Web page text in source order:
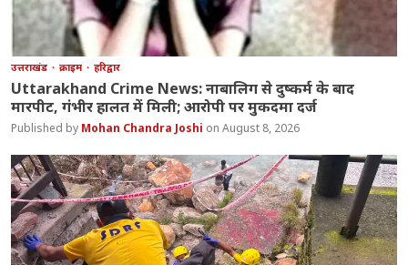
उत्तराखंड क्राइम हरिद्वार
Uttarakhand Crime News: नाबालिग से दुष्कर्म के बाद
मारपीट, गंभीर हालत में मिली; आरोपी पर मुकदमा दर्ज
Mohan Chandra Joshi August 8, 2026